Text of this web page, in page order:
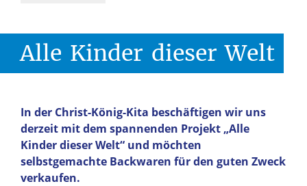
Alle Kinder dieser Welt
In der Christ-König-Kita beschäftigen wir uns
derzeit mit dem spannenden Projekt „Alle
Kinder dieser Welt“ und möchten
selbstgemachte Backwaren für den guten Zweck
verkaufen.